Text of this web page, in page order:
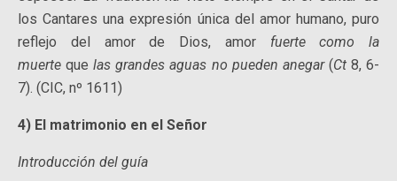
los Cantares una expresión única del amor humano, puro
reflejo del amor de Dios, amor fuerte como
la
muerte quelas grandes aguas no pueden anegar (Ct8, 6-
7). (CIC, nº 1611)
4) El matrimonio en el Señor
Introducción del guía